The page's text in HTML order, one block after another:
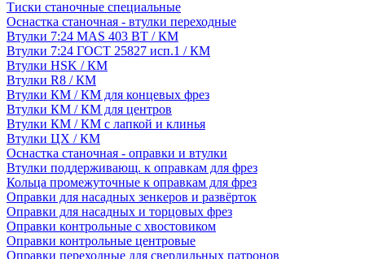
Тиски станочные специальные
Оснастка станочная - втулки переходные
Втулки 7:24 MAS 403 BT / КМ
Втулки 7:24 ГОСТ 25827 исп.1 / КМ
Втулки HSK / КМ
Втулки R8 / КМ
Втулки КМ / КМ для концевых фрез
Втулки КМ / КМ для центров
Втулки КМ / КМ с лапкой и клинья
Втулки ЦХ / КМ
Оснастка станочная - оправки и втулки
Втулки поддерживающ. к оправкам для фрез
Кольца промежуточные к оправкам для фрез
Оправки для насадных зенкеров и развёрток
Оправки для насадных и торцовых фрез
Оправки контрольные с хвостовиком
Оправки контрольные центровые
Оправки переходные для сверлильных патронов